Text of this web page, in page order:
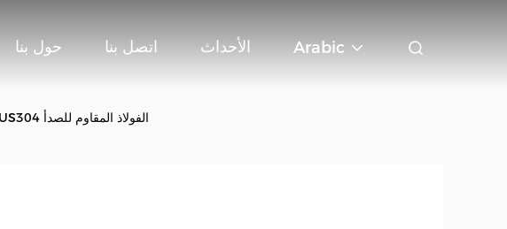
حول بنا اتصل بنا الأحداث Arabic
HPT Sirius يتأرجح Barrier الباب الدوار بوابة التحكم في الوصول إلى SUS304 الفولاذ المقاوم للصدأ